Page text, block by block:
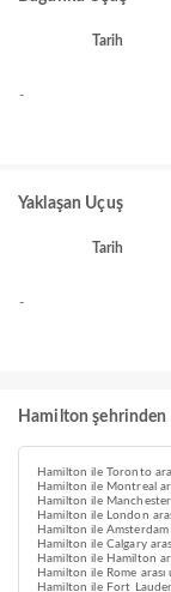
Tarih
-
Yaklaşan Uçuş
Tarih
-
Hamilton şehrinden
Hamilton ile Toronto
Hamilton ile Montreal
Hamilton ile Manchester
Hamilton ile London
Hamilton ile Amsterdam
Hamilton ile Calgary
Hamilton ile Hamilton
Hamilton ile Rome arası
Hamilton ile Fort